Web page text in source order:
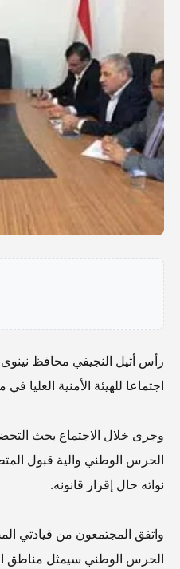
رأس أثيل النجيفي محافظ نينوى
اجتماعا للهيئة الأمنية العليا
وجرى خلال الاجتماع بحث
الحرس الوطني والية قبول
نواته حال إقرار قانونه.
واتفق المجتمعون من قيادتي
الحرس الوطني سيمثل مناطق